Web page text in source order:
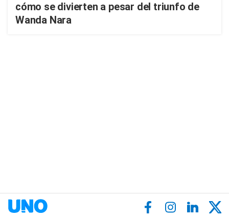
cómo se divierten a pesar del triunfo de
Wanda Nara